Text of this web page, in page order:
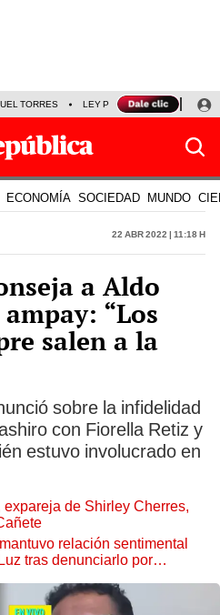
TORRES LEY PULPÍN PRECIO DEL
ECONOMÍA SOCIEDAD MUNDO
22 Abr 2022 | 11:18 h
a Aldo
“Los
salen a la
sobre la infidelidad
con Fiorella Retiz y
estuvo involucrado en
de Shirley Cherres,
relación sentimental
tras denunciarlo por